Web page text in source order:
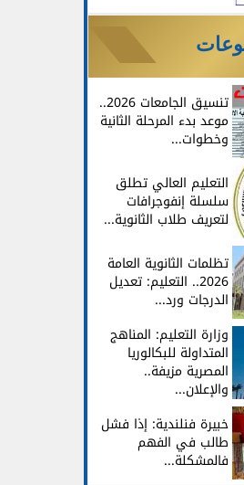
تنسيق الجامعات 2026..
موعد بدء المرحلة الثانية
وخطوات...
التعليم العالي تطلق
سلسلة إنفوجرافات
لتعريف طلاب الثانوية...
تظلمات الثانوية العامة
2026.. التعليم: تعديل
الدرجات ورد...
وزارة التعليم: المناهج
المتداولة للبكالوريا
المصرية مزيفة..
والإعلان...
خبيرة فنلندية: إذا فشل
طالب في الفهم
فالمشكلة...